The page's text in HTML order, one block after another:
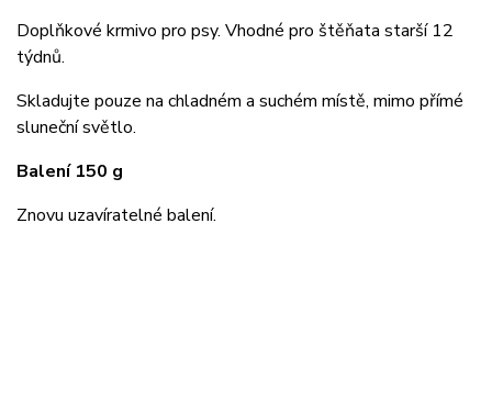
Doplňkové krmivo pro psy. Vhodné pro štěňata starší 12
týdnů.
Skladujte pouze na chladném a suchém místě, mimo přímé
sluneční světlo.
Balení 150 g
Znovu uzavíratelné balení.